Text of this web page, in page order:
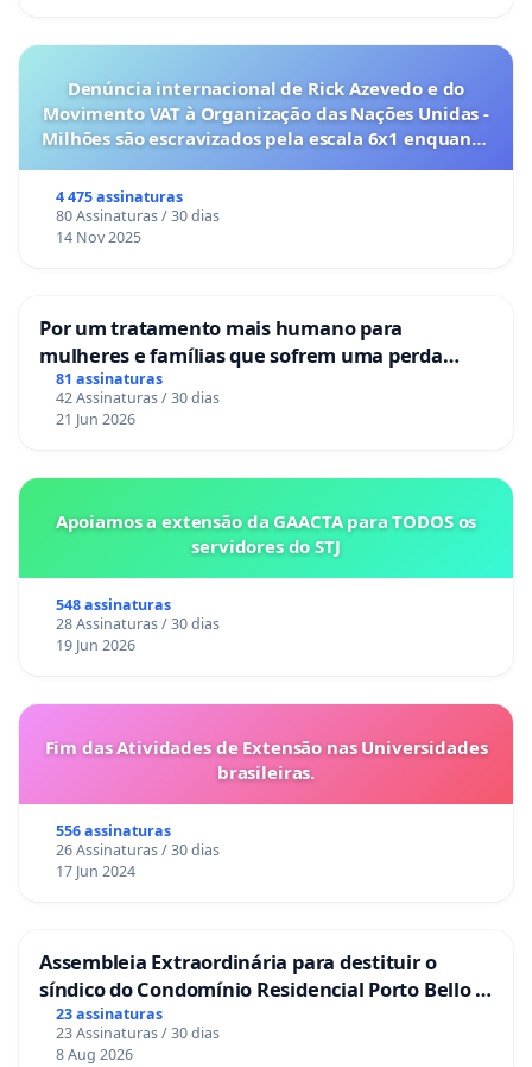
Denúncia internacional de Rick Azevedo e do
Movimento VAT à Organização das Nações Unidas -
Milhões são escravizados pela escala 6x1 enquanto
4 475 assinaturas
80 Assinaturas / 30 dias
14 Nov 2025
Por um tratamento mais humano para
mulheres e famílias que sofrem uma perda
gestacional nos hospitais portugueses
81 assinaturas
42 Assinaturas / 30 dias
21 Jun 2026
Apoiamos a extensão da GAACTA para TODOS os
servidores do STJ
548 assinaturas
28 Assinaturas / 30 dias
19 Jun 2026
Fim das Atividades de Extensão nas Universidades
brasileiras.
556 assinaturas
26 Assinaturas / 30 dias
17 Jun 2024
Assembleia Extraordinária para destituir o
síndico do Condomínio Residencial Porto Bello -
La Casa
23 assinaturas
23 Assinaturas / 30 dias
8 Aug 2026